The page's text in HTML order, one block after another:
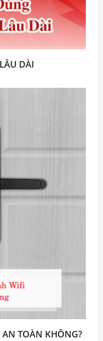
DÀI
TOÀN KHÔNG?